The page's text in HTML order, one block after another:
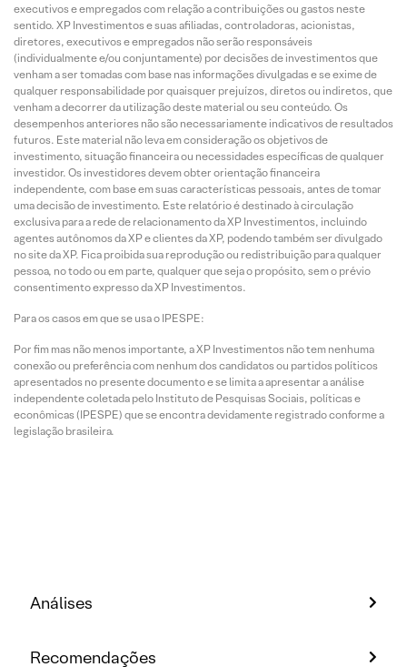
executivos e empregados com relação a contribuições ou gastos neste
sentido. XP Investimentos e suas afiliadas, controladoras, acionistas,
diretores, executivos e empregados não serão responsáveis
(individualmente e/ou conjuntamente) por decisões de investimentos que
venham a ser tomadas com base nas informações divulgadas e se exime de
qualquer responsabilidade por quaisquer prejuízos, diretos ou indiretos, que
venham a decorrer da utilização deste material ou seu conteúdo. Os
desempenhos anteriores não são necessariamente indicativos de resultados
futuros. Este material não leva em consideração os objetivos de
investimento, situação financeira ou necessidades específicas de qualquer
investidor. Os investidores devem obter orientação financeira
independente, com base em suas características pessoais, antes de tomar
uma decisão de investimento. Este relatório é destinado à circulação
exclusiva para a rede de relacionamento da XP Investimentos, incluindo
agentes autônomos da XP e clientes da XP, podendo também ser divulgado
no site da XP. Fica proibida sua reprodução ou redistribuição para qualquer
pessoa, no todo ou em parte, qualquer que seja o propósito, sem o prévio
consentimento expresso da XP Investimentos.
Para os casos em que se usa o IPESPE:
Por fim mas não menos importante, a XP Investimentos não tem nenhuma
conexão ou preferência com nenhum dos candidatos ou partidos políticos
apresentados no presente documento e se limita a apresentar a análise
independente coletada pelo Instituto de Pesquisas Sociais, políticas e
econômicas (IPESPE) que se encontra devidamente registrado conforme a
legislação brasileira.
Análises
Recomendações